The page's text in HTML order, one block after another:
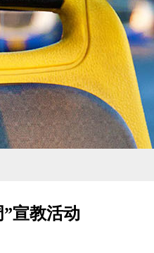
宣教活动